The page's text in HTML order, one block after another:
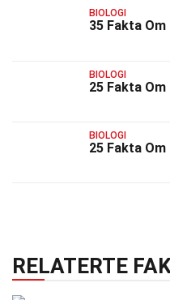
BIOLOGI
35 Fakta
BIOLOGI
25 Fakta
BIOLOGI
25 Fakta
RELATERTE